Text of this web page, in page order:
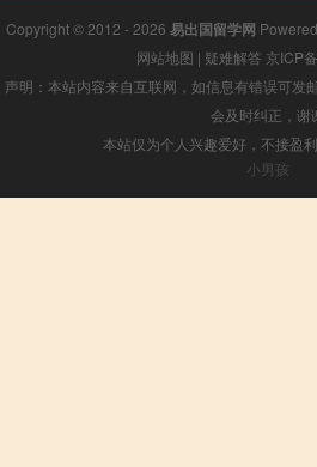
Copyright © 2012 - 2026 易出国留学网
网站地图 | 疑难解答 京ICP
声明：本站内容来自互联网，如信息有错误可发
会及时纠正，谢
本站仅为个人兴趣爱好，不接盈
小男孩